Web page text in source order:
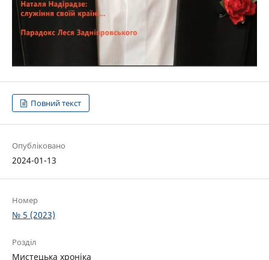
Повний текст
Опубліковано
2024-01-13
Номер
№ 5 (2023)
Розділ
Мистецька хроніка